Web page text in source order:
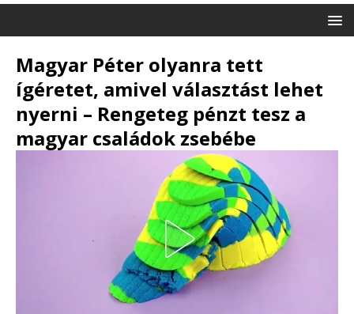
Magyar Péter olyanra tett
ígéretet, amivel választást lehet
nyerni – Rengeteg pénzt tesz a
magyar családok zsebébe